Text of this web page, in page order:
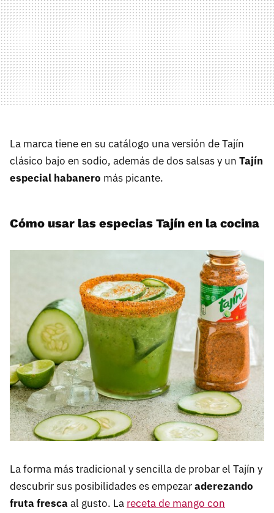
La marca tiene en su catálogo una versión de Tajín
clásico bajo en sodio, además de dos salsas y un Tajín
especial habanero más picante.
Cómo usar las especias Tajín en la cocina
La forma más tradicional y sencilla de probar el Tajín y
descubrir sus posibilidades es empezaraderezando
fruta frescaal gusto. La receta de mango con